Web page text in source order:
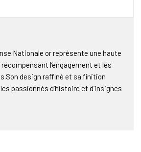
Nationale or représente une haute
l’engagement et les
design raffiné et sa finition
passionnés d’histoire et d’insignes